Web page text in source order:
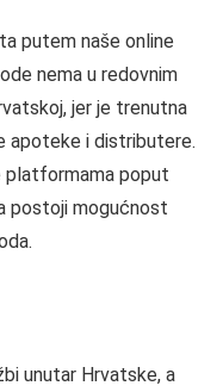
putem naše online
nema u redovnim
jer je trenutna
apoteke i distributere.
platformama poput
postoji mogućnost
unutar Hrvatske, a